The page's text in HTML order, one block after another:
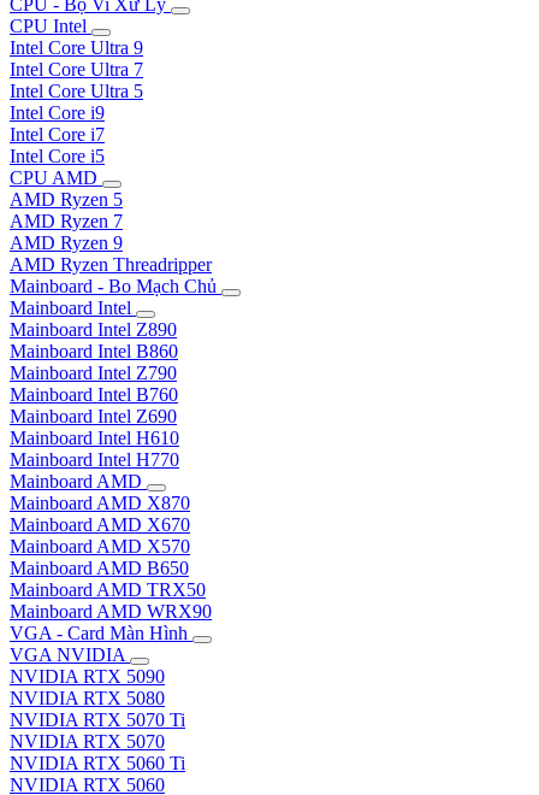
CPU - Bộ Vi Xử Lý
CPU Intel
Intel Core Ultra 9
Intel Core Ultra 7
Intel Core Ultra 5
Intel Core i9
Intel Core i7
Intel Core i5
CPU AMD
AMD Ryzen 5
AMD Ryzen 7
AMD Ryzen 9
AMD Ryzen Threadripper
Mainboard - Bo Mạch Chủ
Mainboard Intel
Mainboard Intel Z890
Mainboard Intel B860
Mainboard Intel Z790
Mainboard Intel B760
Mainboard Intel Z690
Mainboard Intel H610
Mainboard Intel H770
Mainboard AMD
Mainboard AMD X870
Mainboard AMD X670
Mainboard AMD X570
Mainboard AMD B650
Mainboard AMD TRX50
Mainboard AMD WRX90
VGA - Card Màn Hình
VGA NVIDIA
NVIDIA RTX 5090
NVIDIA RTX 5080
NVIDIA RTX 5070 Ti
NVIDIA RTX 5070
NVIDIA RTX 5060 Ti
NVIDIA RTX 5060